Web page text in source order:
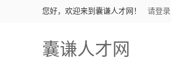
您好，欢迎来到囊谦人才网！ 请登录
囊谦人才网